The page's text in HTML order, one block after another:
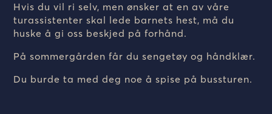
Hvis du vil ri selv, men ønsker at en av våre
turassistenter skal lede barnets hest, må du
huske å gi oss beskjed på forhånd.
På sommergården får du sengetøy og håndklær.
Du burde ta med deg noe å spise på bussturen.